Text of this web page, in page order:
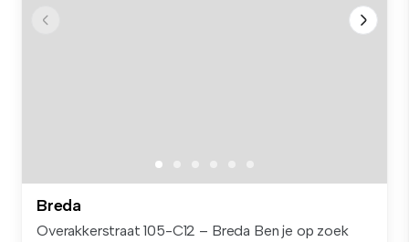
Breda
Overakkerstraat 105-C12 – Breda Ben je op zoek